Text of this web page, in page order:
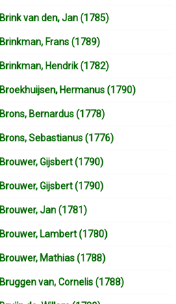
Brink van den, Jan (1785)
Brinkman, Frans (1789)
Brinkman, Hendrik (1782)
Broekhuijsen, Hermanus (1790)
Brons, Bernardus (1778)
Brons, Sebastianus (1776)
Brouwer, Gijsbert (1790)
Brouwer, Gijsbert (1790)
Brouwer, Jan (1781)
Brouwer, Lambert (1780)
Brouwer, Mathias (1788)
Bruggen van, Cornelis (1788)